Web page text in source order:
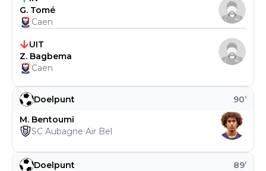
Doelpunt 89’
Doelpunt 90’
M. Bentoumi
SC Aubagne Air Bel
G. Tomé
Caen
UIT
Z. Bagbema
Caen